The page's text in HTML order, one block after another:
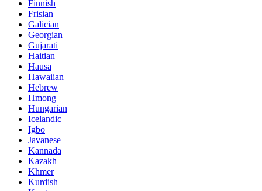
Finnish
Frisian
Galician
Georgian
Gujarati
Haitian
Hausa
Hawaiian
Hebrew
Hmong
Hungarian
Icelandic
Igbo
Javanese
Kannada
Kazakh
Khmer
Kurdish